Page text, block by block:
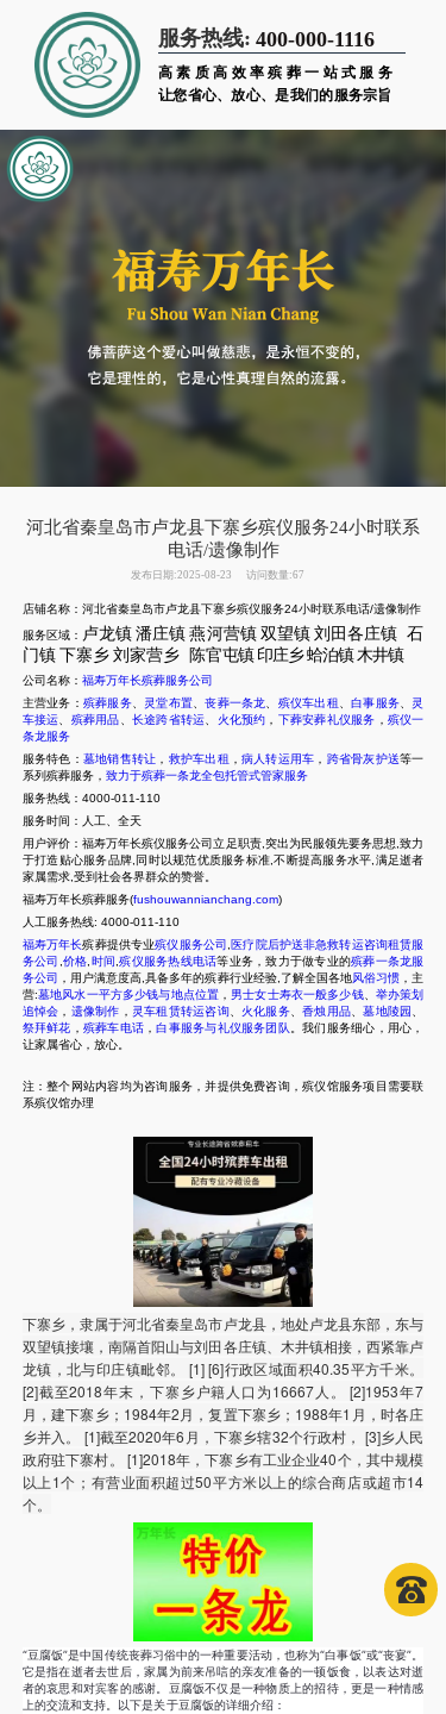
服务热线: 400-000-1116
高素质高效率殡葬一站式服务
让您省心、放心、是我们的服务宗旨
河北省秦皇岛市卢龙县下寨乡殡仪服务24小时联系
电话/遗像制作
发布日期:2025-08-23 访问数量:67
店铺名称：河北省秦皇岛市卢龙县下寨乡殡仪服务24小时联系电话/遗像制作
服务区域： 卢龙镇 潘庄镇 燕河营镇 双望镇 刘田各庄镇 石
门镇 下寨乡 刘家营乡 陈官屯镇 印庄乡 蛤泊镇 木井镇
公司名称： 福寿万年长殡葬服务公司
主营业务： 殡葬服务、 灵堂布置 、丧葬一条龙 殡仪车出租 、白事服务
灵
车接运
殡葬用品 长途跨省转运 火化预约 ， 下葬安葬礼仪服务 ， 殡仪一
条龙服务
服务特色： 墓地销售转让 ， 救护车出租 ， 病人转运用车 ， 跨省骨灰护送等一
系列殡葬服务， 致力于殡葬一条龙全包托管式管家服务
服务热线：4000-011-110
服务时间：人工、全天
用户评价：福寿万年长殡仪服务公司立足职责,突出为民服领先要务思想,致力
于打造贴心服务品牌,同时以规范优质服务标准,不断提高服务水平,满足逝者
家属需求,受到社会各界群众的赞誉。
福寿万年长殡葬服务(fushouwannianchang.com)
人工服务热线: 4000-011-110
福寿万年长殡葬提供专业殡仪服务公司 医疗院后护送非急救转运咨询租赁服
务公司 价格 时间 殡仪服务热线电话等业务，致力于做专业的殡葬一条龙服
务公司
，用户满意度高,具备多年的殡葬行业经验,了解全国各地风俗习惯 ，主
营:墓地风水一平方多少钱与地点位置 ， 男士女士寿衣一般多少钱、 举办策划
追悼会 ， 遗像制作 ， 灵车租赁转运咨询、 火化服务、香烛用品 、墓地陵园
祭拜鲜花 ， 殡葬车电话 ，白事服务与礼仪服务团队
。我们服务细心，用心，
让家属省心，放心。
注：整个网站内容均为咨询服务，并提供免费咨询，殡仪馆服务项目需要联
系殡仪馆办理
下寨乡，隶属于河北省秦皇岛市卢龙县，地处卢龙县东部，东与
双望镇接壤，南隔首阳山与刘田各庄镇、木井镇相接，西紧靠卢
龙镇，北与印庄镇毗邻。 [1] [6]行政区域面积40.35平方千米。
[2]截至2018年末，下寨乡户籍人口为16667人。 [2]1953年7
月，建下寨乡；1984年2月，复置下寨乡；1988年1月，时各庄
乡并入。 [1]截至2020年6月，下寨乡辖32个行政村， [3]乡人民
政府驻下寨村。 [1]2018年，下寨乡有工业企业40个，其中规模
以上1个；有营业面积超过50平方米以上的综合商店或超市14
个。
“豆腐饭”是中国传统丧葬习俗中的一种重要活动，也称为“白事饭”或“丧宴”。
它是指在逝者去世后，家属为前来吊唁的亲友准备的一顿饭食，以表达对逝
者的哀思和对宾客的感谢。豆腐饭不仅是一种物质上的招待，更是一种情感
上的交流和支持。以下是关于豆腐饭的详细介绍：